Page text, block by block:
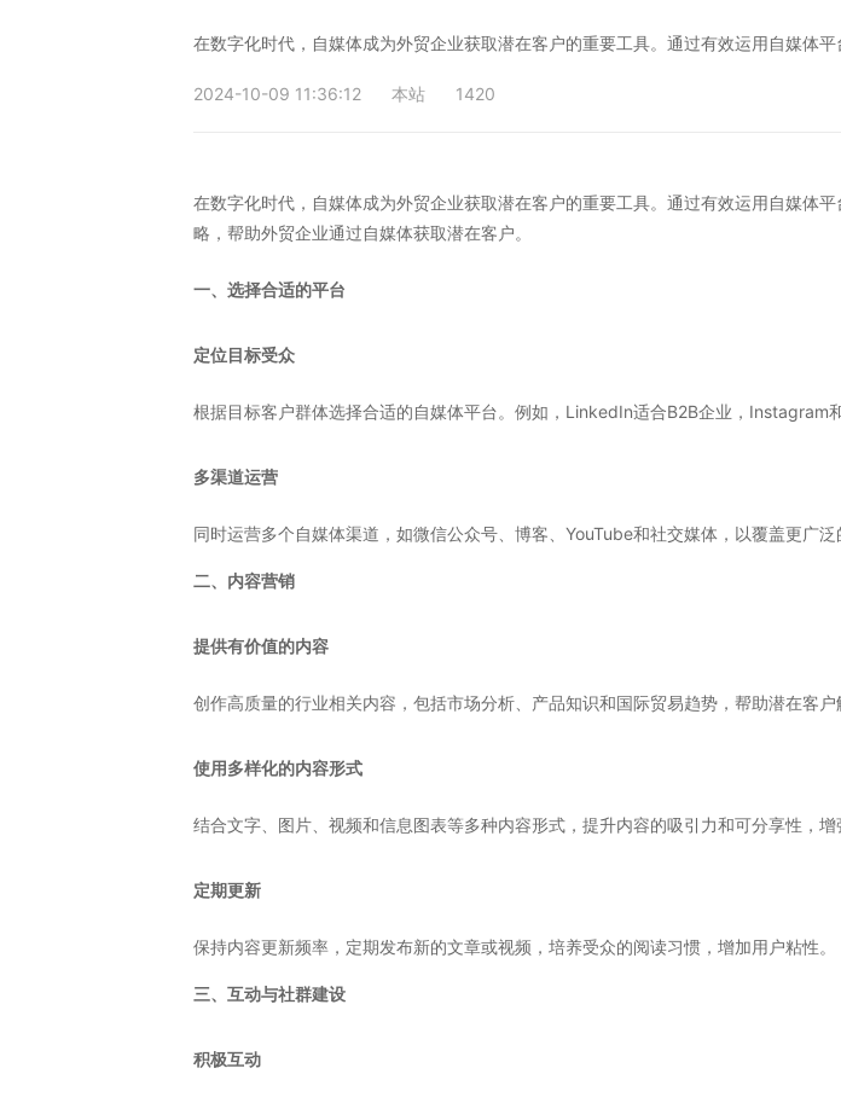
在数字化时代，自媒体成为外贸企业获取潜在客户的重要工具。通过有效运用自媒体
2024-10-09 11:36:12 本站 1420
在数字化时代，自媒体成为外贸企业获取潜在客户的重要工具。通过有效运用自媒体
略，帮助外贸企业通过自媒体获取潜在客户。
一、选择合适的平台
定位目标受众
根据目标客户群体选择合适的自媒体平台。例如，LinkedIn适合B2B企业，Instagram
多渠道运营
同时运营多个自媒体渠道，如微信公众号、博客、YouTube和社交媒体，以覆盖更广泛
二、内容营销
提供有价值的内容
创作高质量的行业相关内容，包括市场分析、产品知识和国际贸易趋势，帮助潜在客户
使用多样化的内容形式
结合文字、图片、视频和信息图表等多种内容形式，提升内容的吸引力和可分享性，增
定期更新
保持内容更新频率，定期发布新的文章或视频，培养受众的阅读习惯，增加用户粘性。
三、互动与社群建设
积极互动